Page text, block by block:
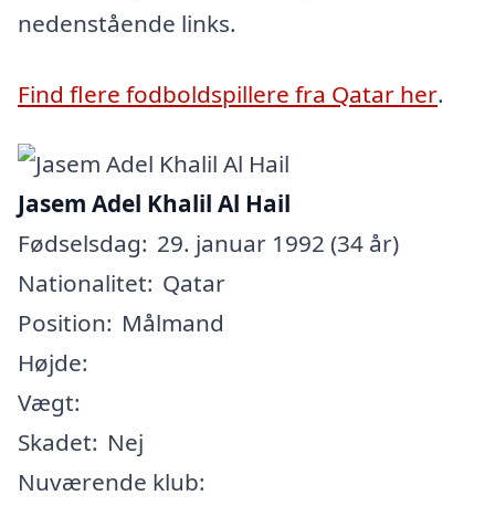
nedenstående links.
Find flere fodboldspillere fra Qatar her.
Jasem Adel Khalil Al Hail
Fødselsdag: 29. januar 1992 (34 år)
Nationalitet: Qatar
Position: Målmand
Højde:
Vægt:
Skadet: Nej
Nuværende klub: